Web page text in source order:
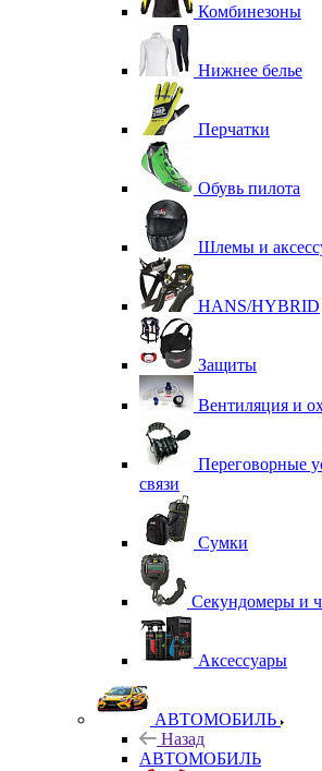
Комбинезоны
Нижнее белье
Перчатки
Обувь пилота
Шлемы и
HANS/HYBRID
Защиты
Вентиляция и
Переговорные
связи
Сумки
Секундомеры и
Аксессуары
АВТОМОБИЛЬ
Назад
АВТОМОБИЛЬ